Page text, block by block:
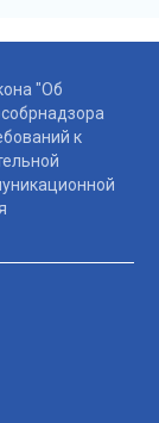
"Об
к